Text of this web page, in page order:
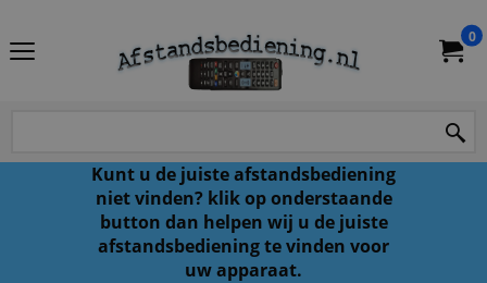
0
Kunt u de juiste afstandsbediening
niet vinden? klik op onderstaande
button dan helpen wij u de juiste
afstandsbediening te vinden voor
uw apparaat.